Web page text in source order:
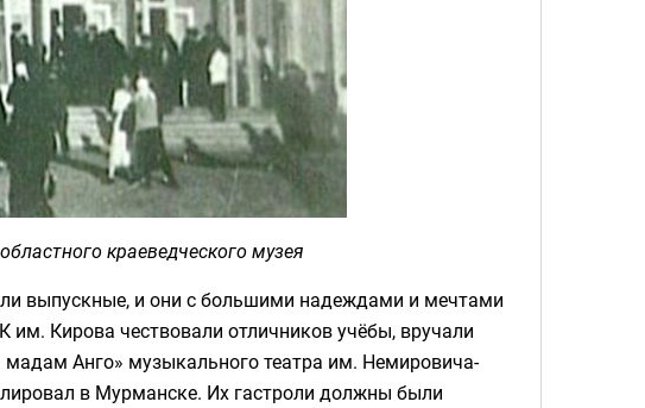
краеведческого музея
выпускные, и они с большими надеждами и мечтами
Кирова чествовали отличников учёбы, вручали
Анго» музыкального театра им. Немировича-
в Мурманске. Их гастроли должны были